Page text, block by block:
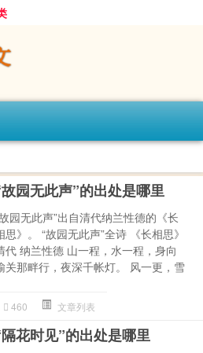
园无此声”的出处是哪里
园无此声”出自清代纳兰性德的《长
思》。 “故园无此声”全诗 《长相思》
代 纳兰性德 山一程，水一程，身向
关那畔行，夜深千帐灯。 风一更，雪
460 文章列表
花时见”的出处是哪里